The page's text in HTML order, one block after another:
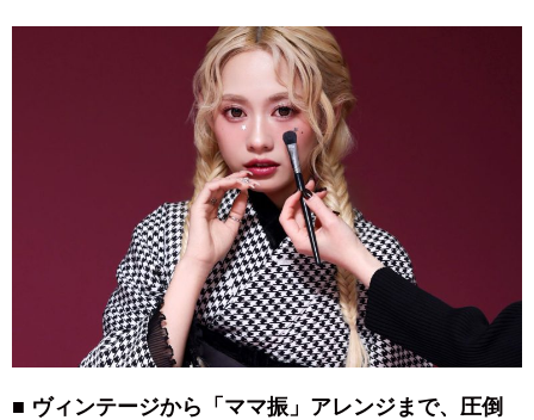
■ ヴィンテージから「ママ振」アレンジまで、圧倒